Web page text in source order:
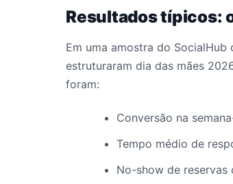
Resultados típicos:
Em uma amostra do
estruturaram dia das mães
foram:
Conversão na
Tempo médio de
No-show de reservas